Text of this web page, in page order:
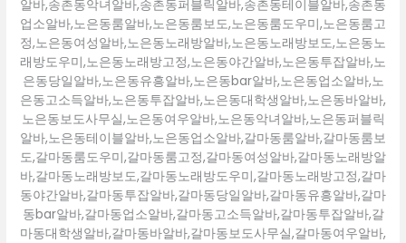
알바,송촌동악녀알바,송촌동퍼블릭알바,송촌동테이블알바,송촌동
업소알바,노은동룸알바,노은동룸보도,노은동룸도우미,노은동룸고
정,노은동여성알바,노은동노래방알바,노은동노래방보도,노은동노
래방도우미,노은동노래방고정,노은동야간알바,노은동투잡알바,노
은동당일알바,노은동유흥알바,노은동bar알바,노은동업소알바,노
은동고소득알바,노은동투잡알바,노은동대학생알바,노은동바알바,
노은동보도사무실,노은동여우알바,노은동악녀알바,노은동퍼블릭
알바,노은동테이블알바,노은동업소알바,갈마동룸알바,갈마동룸보
도,갈마동룸도우미,갈마동룸고정,갈마동여성알바,갈마동노래방알
바,갈마동노래방보도,갈마동노래방도우미,갈마동노래방고정,갈마
동야간알바,갈마동투잡알바,갈마동당일알바,갈마동유흥알바,갈마
동bar알바,갈마동업소알바,갈마동고소득알바,갈마동투잡알바,갈
마동대학생알바,갈마동바알바,갈마동보도사무실,갈마동여우알바,